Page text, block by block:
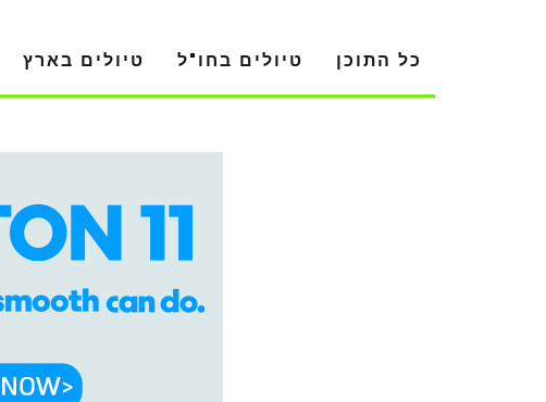
כל התוכן טיולים בחו"ל טיולים בארץ